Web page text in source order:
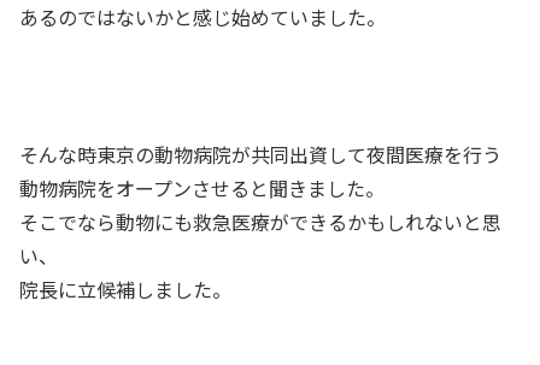
あるのではないかと感じ始めていました。
そんな時東京の動物病院が共同出資して夜間医療を行う
動物病院をオープンさせると聞きました。
そこでなら動物にも救急医療ができるかもしれないと思
い、
院長に立候補しました。